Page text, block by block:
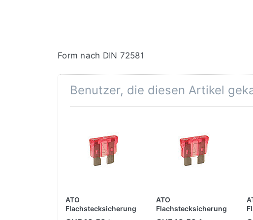
Form nach DIN 72581
Benutzer, die diesen Artikel
ATO
Flachstecksicherung
1 Amp.
ATO
Flachstecksicherung
10 Amp.